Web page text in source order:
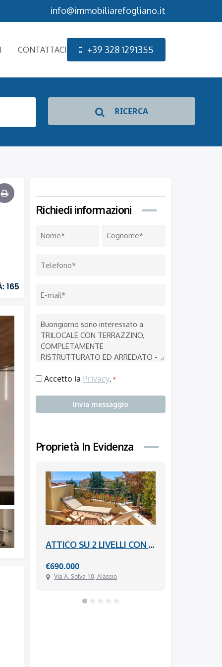
info@immobiliarefogliano.it
CONTATTACI +39 328 1291355
RICERCA
165
Richiedi informazioni
Nome
Telefono
Email
Messaggio
Consenso
Accetto la Privacy.*
Proprietà In Evidenza
ATTICO SU 2 LIVELLI CON TERRAZZO VISTA MARE – VIA SOLVA – 150 M DAL MARE – ALASSIO
€690.000
Via A. Solva 10, Alassio